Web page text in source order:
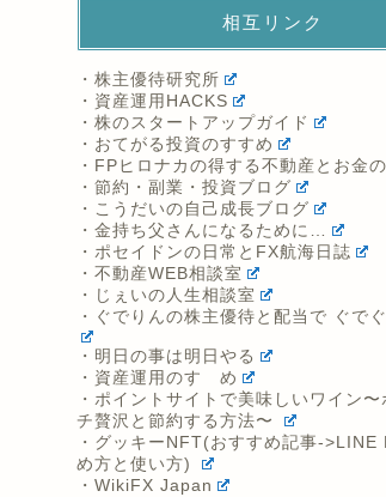
相互リンク
・株主優待研究所
・資産運用HACKS
・株のスタートアップガイド
・おてがる投資のすすめ
・FPヒロナカの得する不動産とお金
・節約・副業・投資ブログ
・こうだいの自己成長ブログ
・金持ち父さんになるために…
・ポセイドンの日常とFX航海日誌
・不動産WEB相談室
・じぇいの人生相談室
・ぐでりんの株主優待と配当で ぐで
・明日の事は明日やる
・資産運用のすゝめ
・ポイントサイトで美味しいワイン
チ贅沢と節約する方法〜
・グッキーNFT(おすすめ記事->LINE
め方と使い方)
・WikiFX Japan